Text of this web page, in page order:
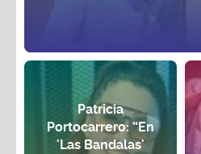
Patricia
Portocarrero: “En
'Las Bandalas'